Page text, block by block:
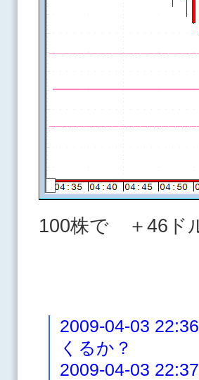
100株で ＋46ド
2009-04-03
くるか？
2009-04-03